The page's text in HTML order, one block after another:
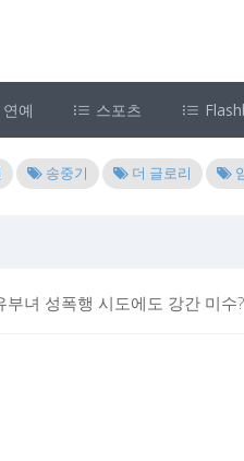
연예 스포츠
송중기 더 글로리
녀 성폭행 시도에도 강간 미수?